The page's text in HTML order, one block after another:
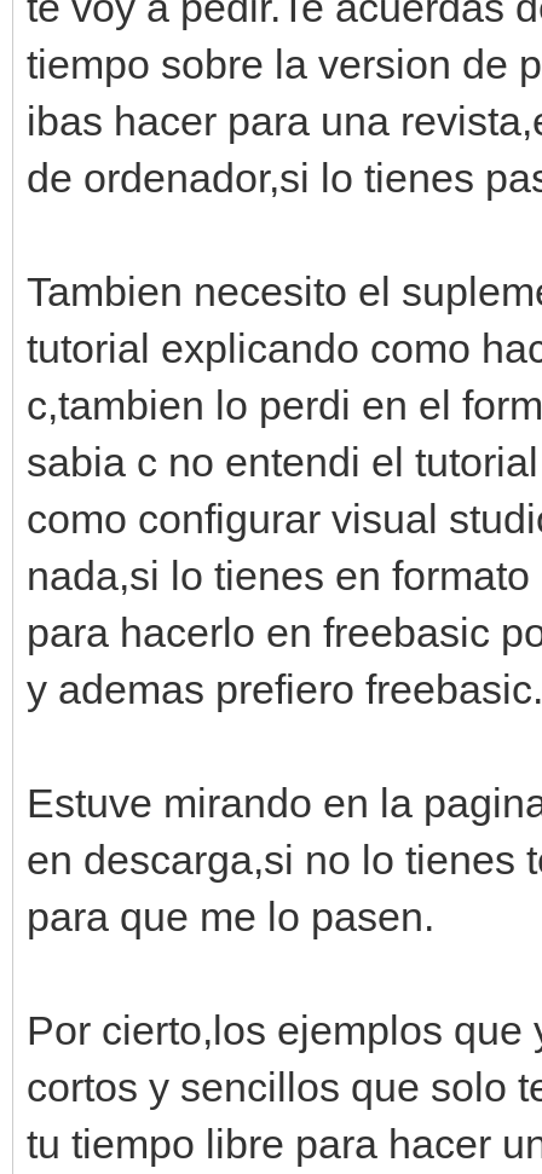
tiempo sobre la version de
ibas hacer para una
de ordenador,si lo tienes
Tambien necesito el
tutorial explicando como
c,tambien lo perdi en el
sabia c no entendi el
como configurar visual
nada,si lo tienes en
para hacerlo en freebasic
y ademas prefiero freebasic.
Estuve mirando en la
en descarga,si no lo tienes
para que me lo pasen.
Por cierto,los ejemplos
cortos y sencillos que solo
tu tiempo libre para hacer